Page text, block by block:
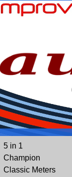
5 in 1
Champion
Classic Meters